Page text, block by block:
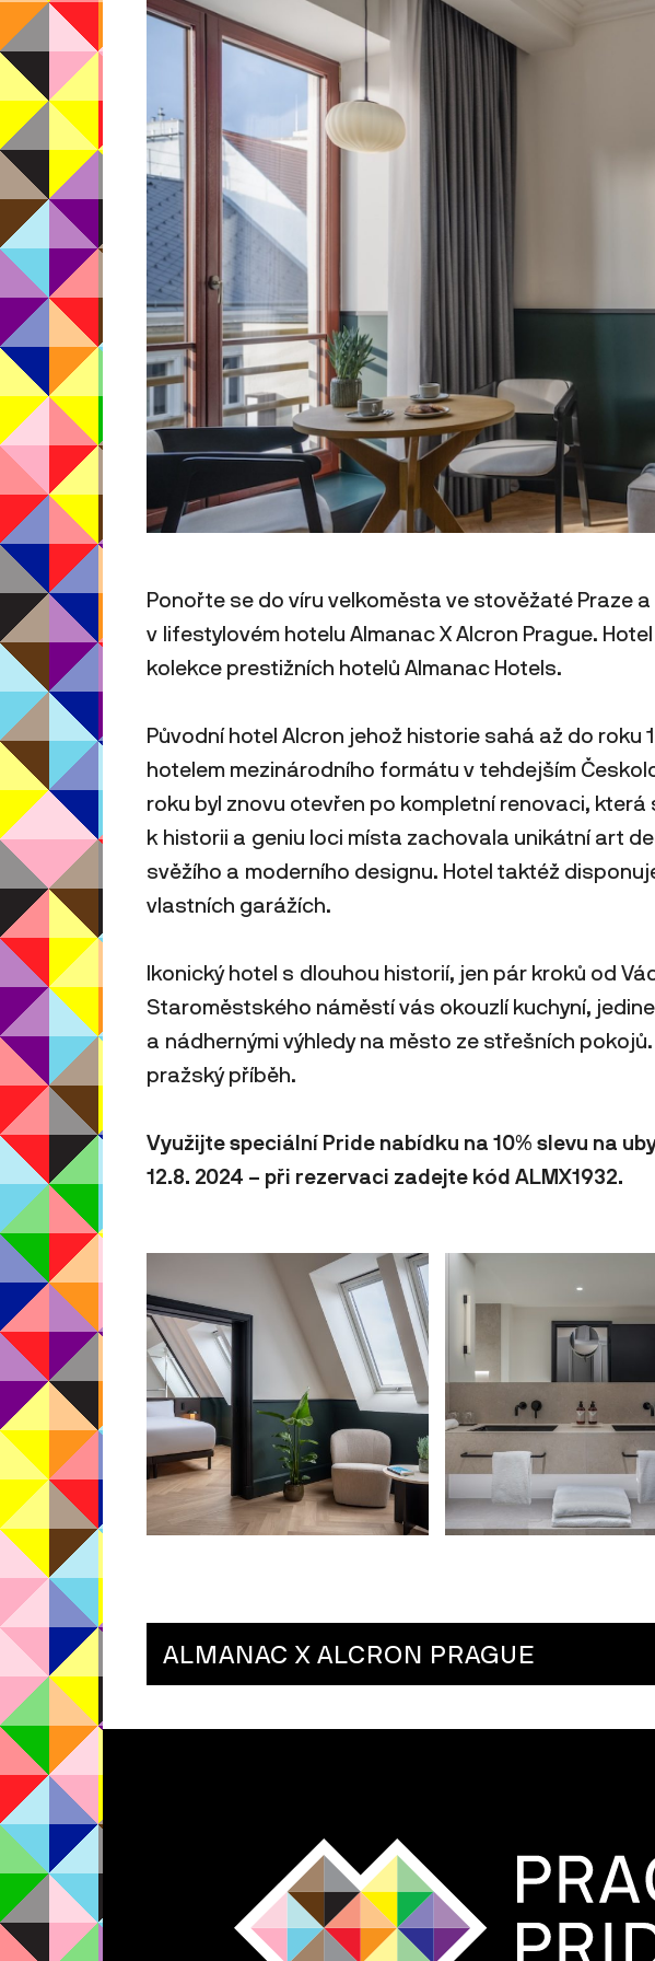
Ponořte se do víru velkoměsta ve stověžaté Praze
v lifestylovém hotelu Almanac X Alcron Prague.
kolekce prestižních hotelů Almanac Hotels.
Původní hotel Alcron jehož historie sahá až do roku
hotelem mezinárodního formátu v tehdejším
roku byl znovu otevřen po kompletní renovaci, která
k historii a geniu loci místa zachovala unikátní art
svěžího a moderního designu. Hotel taktéž
vlastních garážích.
Ikonický hotel s dlouhou historií, jen pár kroků od
Staroměstského náměstí vás okouzlí kuchyní,
a nádhernými výhledy na město ze střešních
pražský příběh.
Využijte speciální Pride nabídku na 10% slevu na
12.8. 2024 – při rezervaci zadejte kód ALMX1932.
ALMANAC X ALCRON PRAGUE